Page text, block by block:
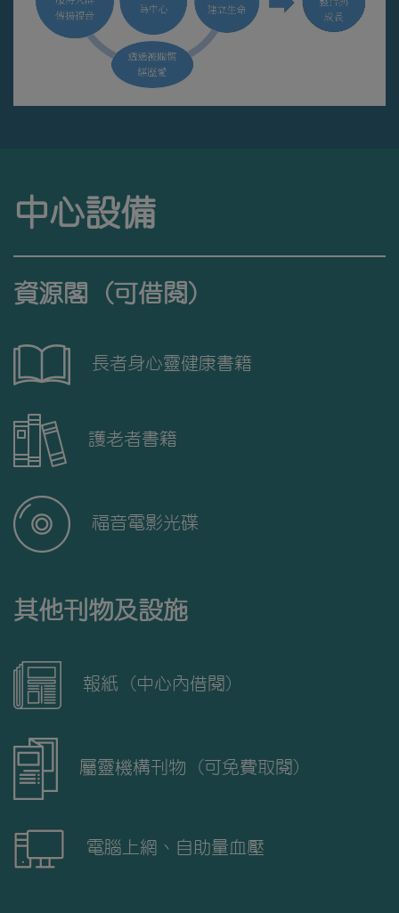
中心設備
資源閣 (可借閱)
長者身心靈健康書籍
護老者書籍
福音電影光碟
其他刊物及設施
報紙 (中心內借閱)
屬靈機構刊物 (可免費取閱)
電腦上網、自助量血壓